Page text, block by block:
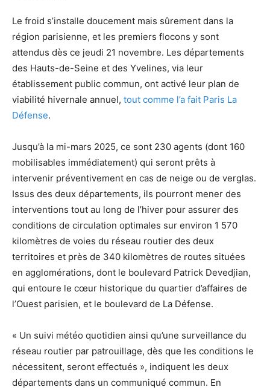
Le froid s’installe doucement mais sûrement dans la
région parisienne, et les premiers flocons y sont
attendus dès ce jeudi 21 novembre. Les départements
des Hauts-de-Seine et des Yvelines, via leur
établissement public commun, ont activé leur plan de
viabilité hivernale annuel, tout comme l’a fait Paris La
Défense.
Jusqu’à la mi-mars 2025, ce sont 230 agents (dont 160
mobilisables immédiatement) qui seront prêts à
intervenir préventivement en cas de neige ou de verglas.
Issus des deux départements, ils pourront mener des
interventions tout au long de l’hiver pour assurer des
conditions de circulation optimales sur environ 1 570
kilomètres de voies du réseau routier des deux
territoires et près de 340 kilomètres de routes situées
en agglomérations, dont le boulevard Patrick Devedjian,
qui entoure le cœur historique du quartier d’affaires de
l’Ouest parisien, et le boulevard de La Défense.
« Un suivi météo quotidien ainsi qu’une surveillance du
réseau routier par patrouillage, dès que les conditions le
nécessitent, seront effectués », indiquent les deux
départements dans un communiqué commun. En